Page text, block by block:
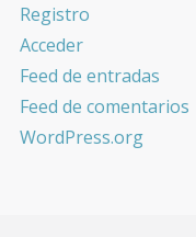
Registro
Acceder
Feed de entradas
Feed de comentarios
WordPress.org